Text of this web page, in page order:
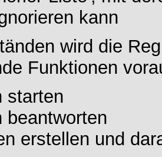
kann
wird die
Funktionen
starten
beantworten
erstellen und